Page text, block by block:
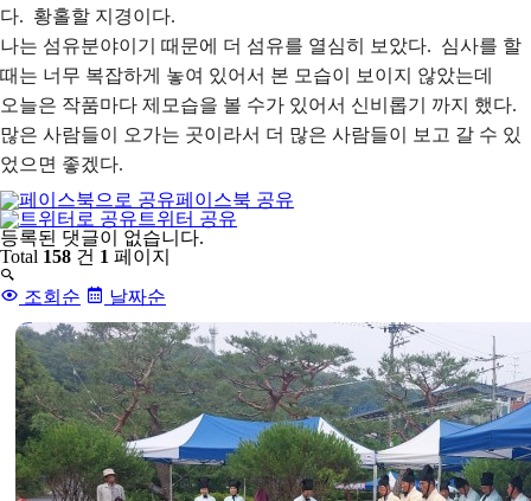
다. 황홀할 지경이다.
나는 섬유분야이기 때문에 더 섬유를 열심히 보았다. 심사를 할
때는 너무 복잡하게 놓여 있어서 본 모습이 보이지 않았는데
오늘은 작품마다 제모습을 볼 수가 있어서 신비롭기 까지 했다.
많은 사람들이 오가는 곳이라서 더 많은 사람들이 보고 갈 수 있
었으면 좋겠다.
페이스북 공유
트위터 공유
댓
글
목
록
등록된 댓글이 없습니다.
Total 158 건 1 페이지
조회순
날짜순